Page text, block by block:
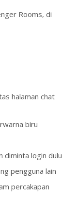
Rooms, di
halaman chat
biru
diminta login dulu
pengguna lain
percakapan